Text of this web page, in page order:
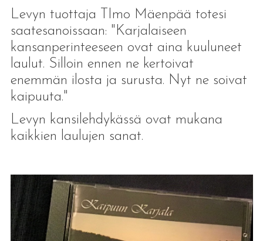
Levyn tuottaja TImo Mäenpää totesi
saatesanoissaan: "Karjalaiseen
kansanperinteeseen ovat aina kuuluneet
laulut. Silloin ennen ne kertoivat
enemmän ilosta ja surusta. Nyt ne soivat
kaipuuta."
Levyn kansilehdykässä ovat mukana
kaikkien laulujen sanat.